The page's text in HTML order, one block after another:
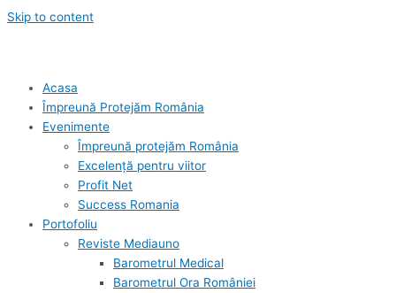
Skip to content
Acasa
Împreună Protejăm România
Evenimente
Împreună protejăm România
Excelență pentru viitor
Profit Net
Success Romania
Portofoliu
Reviste Mediauno
Barometrul Medical
Barometrul Ora României